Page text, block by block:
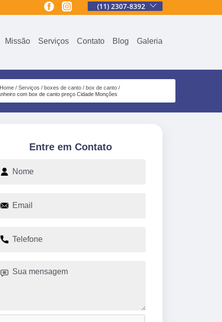
(11) 2307-8392
Missão Serviços Contato Blog Galeria
Serviços boxes de canto
box de canto
com box de canto preço Cidade Monções
Entre em Contato